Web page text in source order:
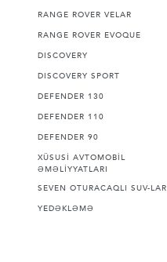
RANGE ROVER VELAR
RANGE ROVER EVOQUE
DISCOVERY
DISCOVERY SPORT
DEFENDER 130
DEFENDER 110
DEFENDER 90
XÜSUSİ AVTOMOBİL
ƏMƏLİYYATLARI
SEVEN OTURACAQLI SUV-LAR
YEDƏKLƏMƏ